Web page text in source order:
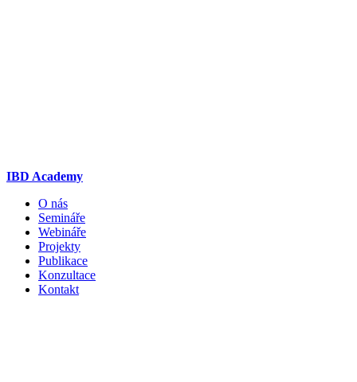
IBD Academy
O nás
Semináře
Webináře
Projekty
Publikace
Konzultace
Kontakt